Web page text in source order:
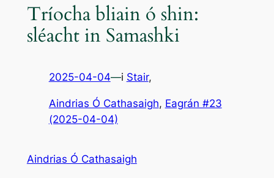
Tríocha bliain ó shin:
sléacht in Samashki
2025-04-04—i Stair,
Aindrias Ó Cathasaigh, Eagrán #23
(2025-04-04)
Aindrias Ó Cathasaigh